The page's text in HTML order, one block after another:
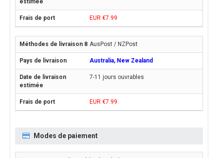
EUR €7.99
AusPost / NZPost
Australia, New Zealand
7-11 jours ouvrables
EUR €7.99
Modes de paiement